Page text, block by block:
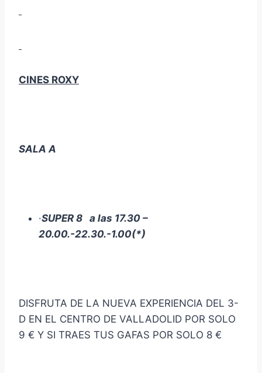
CINES ROXY
SALA A
·SUPER 8 a las 17.30 –
20.00.-22.30.-1.00(*)
DISFRUTA DE LA NUEVA EXPERIENCIA DEL 3-
D EN EL CENTRO DE VALLADOLID POR SOLO
9 € Y SI TRAES TUS GAFAS POR SOLO 8 €